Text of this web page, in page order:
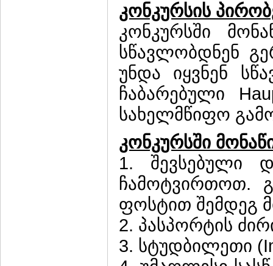
კონკურსის
კონკურსში
სწავლობდნენ
უნდა იყვნენ
ჩაბარებული
სახელმწიფო
კონკურსში
1. შევსებული
ჩამოტვირთოთ.
ფოსტით შემდეგ
2. პასპორტის
3. სტუდბილეთი